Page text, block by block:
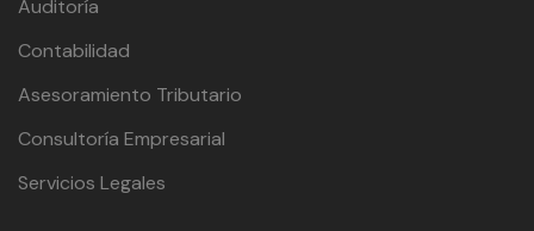
Auditoría
Contabilidad
Asesoramiento Tributario
Consultoría Empresarial
Servicios Legales